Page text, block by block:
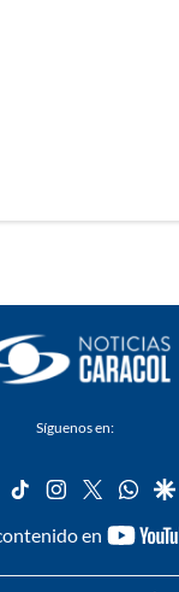
Síguenos en:
facebook
tiktok instagram
twitter
en